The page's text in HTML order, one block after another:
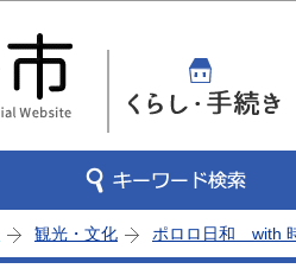
観光・文化 ポロロ日和 with